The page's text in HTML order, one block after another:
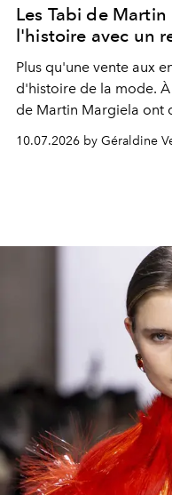
Les Tabi de
l'histoire avec un
Plus qu'une vente aux
d'histoire de la mode.
de Martin Margiela ont
internationale,
paire de bottines Tabi
10.07.2026 by Géraldine